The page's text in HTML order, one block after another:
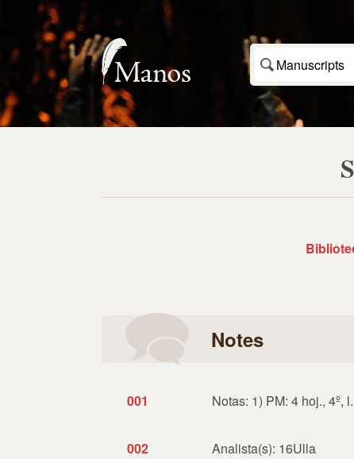
Manuscripts
Notes
001 Notas: 1) PM: 4 hoj., 4º,
002 Analista(s): 16Ulla